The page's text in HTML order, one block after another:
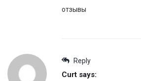
отзывы
Reply
Curt says: